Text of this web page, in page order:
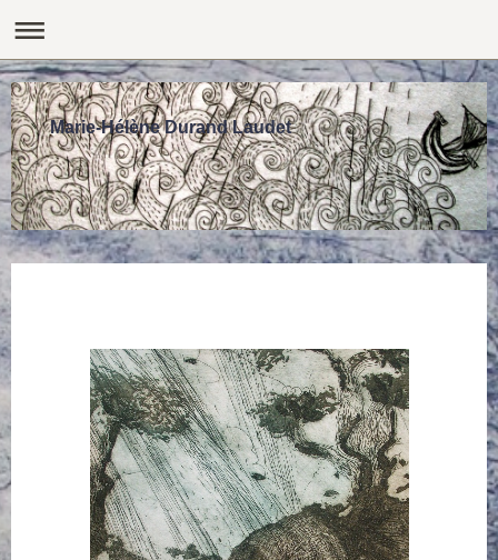
Marie-Hélène Durand Laudet